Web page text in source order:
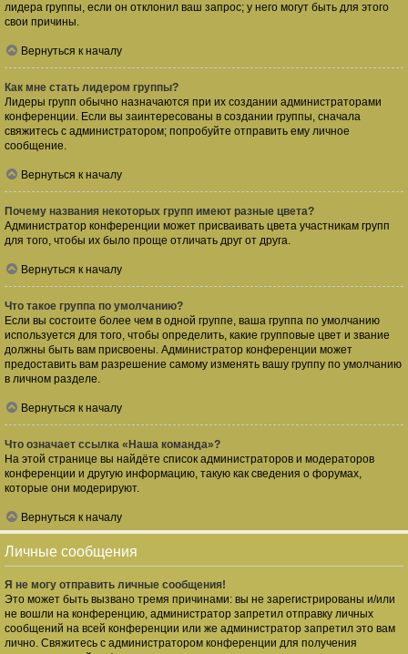
лидера группы, если он отклонил ваш запрос; у него могут быть для этого
свои причины.
Вернуться к началу
Как мне стать лидером группы?
Лидеры групп обычно назначаются при их создании администраторами
конференции. Если вы заинтересованы в создании группы, сначала
свяжитесь с администратором; попробуйте отправить ему личное
сообщение.
Вернуться к началу
Почему названия некоторых групп имеют разные цвета?
Администратор конференции может присваивать цвета участникам групп
для того, чтобы их было проще отличать друг от друга.
Вернуться к началу
Что такое группа по умолчанию?
Если вы состоите более чем в одной группе, ваша группа по умолчанию
используется для того, чтобы определить, какие групповые цвет и звание
должны быть вам присвоены. Администратор конференции может
предоставить вам разрешение самому изменять вашу группу по умолчанию
в личном разделе.
Вернуться к началу
Что означает ссылка «Наша команда»?
На этой странице вы найдёте список администраторов и модераторов
конференции и другую информацию, такую как сведения о форумах,
которые они модерируют.
Вернуться к началу
Личные сообщения
Я не могу отправить личные сообщения!
Это может быть вызвано тремя причинами: вы не зарегистрированы и/или
не вошли на конференцию, администратор запретил отправку личных
сообщений на всей конференции или же администратор запретил это вам
лично. Свяжитесь с администратором конференции для получения